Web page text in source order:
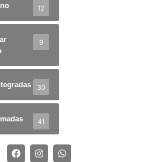
12
9
30
41